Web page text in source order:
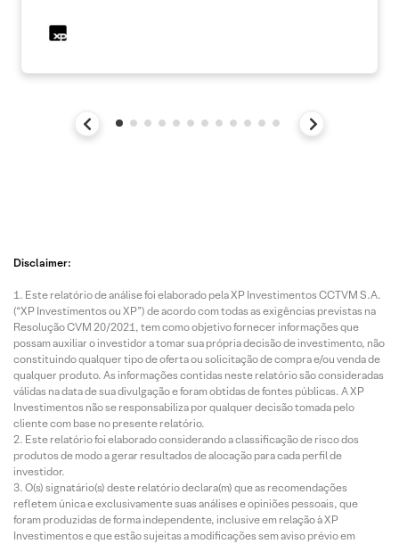
Disclaimer:
Este relatório de análise foi elaborado pela XP Investimentos CCTVM S.A.
(“XP Investimentos ou XP”) de acordo com todas as exigências previstas na
Resolução CVM 20/2021, tem como objetivo fornecer informações que
possam auxiliar o investidor a tomar sua própria decisão de investimento, não
constituindo qualquer tipo de oferta ou solicitação de compra e/ou venda de
qualquer produto. As informações contidas neste relatório são consideradas
válidas na data de sua divulgação e foram obtidas de fontes públicas. A XP
Investimentos não se responsabiliza por qualquer decisão tomada pelo
cliente com base no presente relatório.
Este relatório foi elaborado considerando a classificação de risco dos
produtos de modo a gerar resultados de alocação para cada perfil de
investidor.
O(s) signatário(s) deste relatório declara(m) que as recomendações
refletem única e exclusivamente suas análises e opiniões pessoais, que
foram produzidas de forma independente, inclusive em relação à XP
Investimentos e que estão sujeitas a modificações sem aviso prévio em